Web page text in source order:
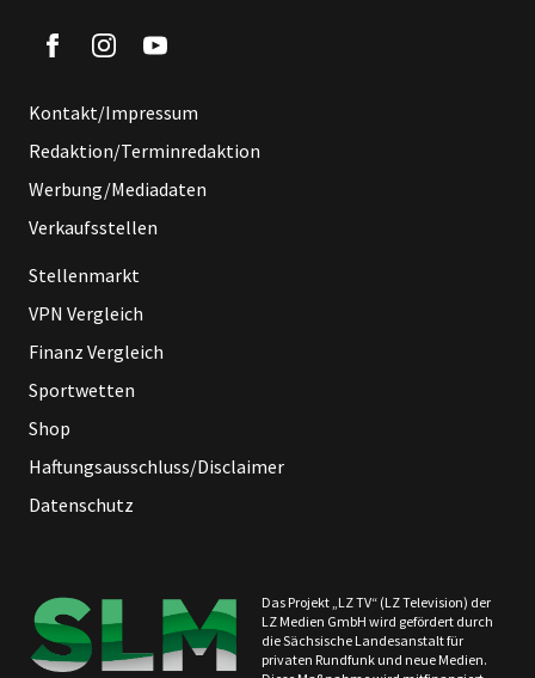
Kontakt/Impressum
Redaktion/Terminredaktion
Werbung/Mediadaten
Verkaufsstellen
Stellenmarkt
VPN Vergleich
Finanz Vergleich
Sportwetten
Shop
Haftungsausschluss/Disclaimer
Datenschutz
Das Projekt „LZ TV“ (LZ Television) der
LZ Medien GmbH wird gefördert durch
die Sächsische Landesanstalt für
privaten Rundfunk und neue Medien.